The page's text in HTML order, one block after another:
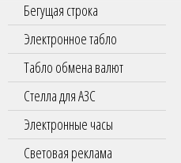
Бегущая строка
Электронное табло
Табло обмена валют
Стелла для АЗС
Электронные часы
Световая реклама